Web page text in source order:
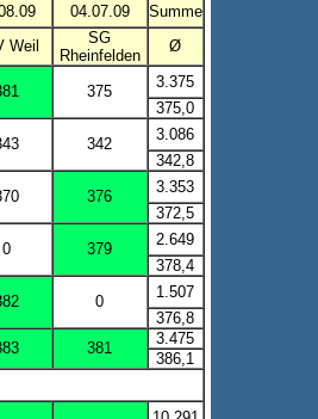
04.07.09
Summe
Weil
SG
Rheinfelden
Ø
375
3.375
375,0
342
3.086
342,8
376
3.353
372,5
0 379
2.649
378,4
0
1.507
376,8
381
3.475
386,1